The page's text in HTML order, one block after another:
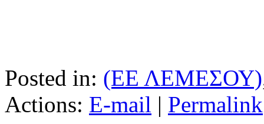
Posted in: (ΕΕ ΛΕΜΕΣΟΥ)
Actions: E-mail | Permalink